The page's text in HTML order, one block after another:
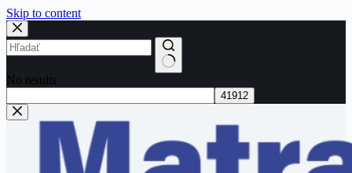
Skip to content
No results